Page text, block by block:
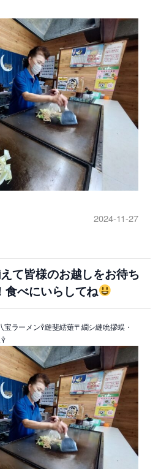
2024-11-27
て皆様のお越しをお待ち
食べにいらしてね
ラーメン縺斐繧薙〒繝シ縺吮摎蜈・